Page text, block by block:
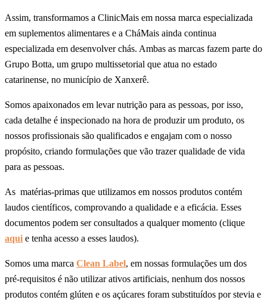
Assim, transformamos a ClinicMais em nossa marca especializada
em suplementos alimentares e a CháMais ainda continua
especializada em desenvolver chás. Ambas as marcas fazem parte do
Grupo Botta, um grupo multissetorial que atua no estado
catarinense, no município de Xanxerê.
Somos apaixonados em levar nutrição para as pessoas, por isso,
cada detalhe é inspecionado na hora de produzir um produto, os
nossos profissionais são qualificados e engajam com o nosso
propósito, criando formulações que vão trazer qualidade de vida
para as pessoas.
As matérias-primas que utilizamos em nossos produtos contém
laudos científicos, comprovando a qualidade e a eficácia. Esses
documentos podem ser consultados a qualquer momento (clique
aqui e tenha acesso a esses laudos).
Somos uma marca Clean Label, em nossas formulações um dos
pré-requisitos é não utilizar ativos artificiais, nenhum dos nossos
produtos contém glúten e os açúcares foram substituídos por stevia e